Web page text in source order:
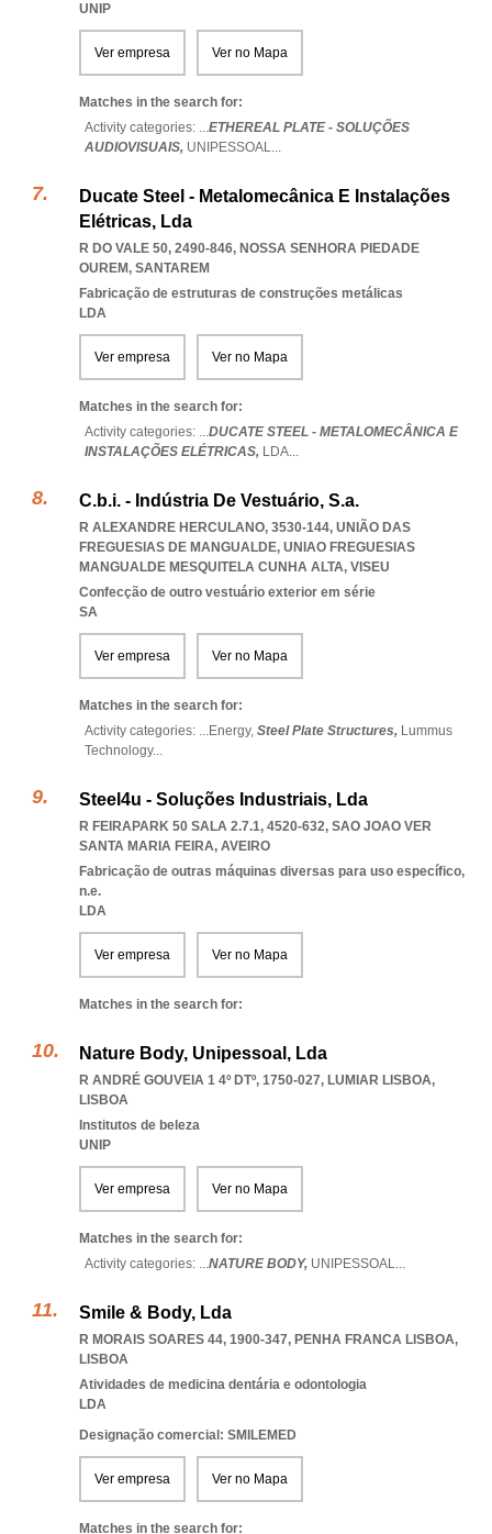
UNIP
Ver empresa Ver no Mapa
Matches in the search for:
Activity categories: ...ETHEREAL PLATE - SOLUÇÕES
AUDIOVISUAIS, UNIPESSOAL...
Ducate Steel - Metalomecânica E Instalações
Elétricas, Lda
R DO VALE 50, 2490-846, NOSSA SENHORA PIEDADE
OUREM, SANTAREM
Fabricação de estruturas de construções metálicas
LDA
Ver empresa Ver no Mapa
Matches in the search for:
Activity categories: ...DUCATE STEEL - METALOMECÂNICA E
INSTALAÇÕES ELÉTRICAS, LDA...
C.b.i. - Indústria De Vestuário, S.a.
R ALEXANDRE HERCULANO, 3530-144, UNIÃO DAS
FREGUESIAS DE MANGUALDE, UNIAO FREGUESIAS
MANGUALDE MESQUITELA CUNHA ALTA, VISEU
Confecção de outro vestuário exterior em série
SA
Ver empresa Ver no Mapa
Matches in the search for:
Activity categories: ...Energy, Steel Plate Structures, Lummus
Technology...
Steel4u - Soluções Industriais, Lda
R FEIRAPARK 50 SALA 2.7.1, 4520-632, SAO JOAO VER
SANTA MARIA FEIRA, AVEIRO
Fabricação de outras máquinas diversas para uso específico,
n.e.
LDA
Ver empresa Ver no Mapa
Matches in the search for:
Nature Body, Unipessoal, Lda
R ANDRÉ GOUVEIA 1 4º DTº, 1750-027, LUMIAR LISBOA,
LISBOA
Institutos de beleza
UNIP
Ver empresa Ver no Mapa
Matches in the search for:
Activity categories: ...NATURE BODY, UNIPESSOAL...
Smile & Body, Lda
R MORAIS SOARES 44, 1900-347, PENHA FRANCA LISBOA,
LISBOA
Atividades de medicina dentária e odontologia
LDA
Designação comercial: SMILEMED
Ver empresa Ver no Mapa
Matches in the search for: